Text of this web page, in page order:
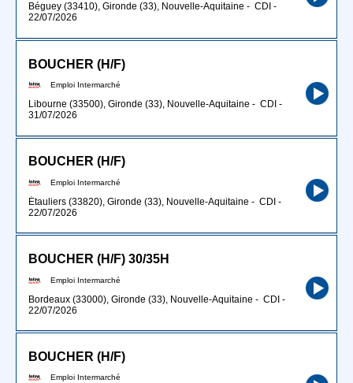
Béguey (33410), Gironde (33), Nouvelle-Aquitaine - CDI -
22/07/2026
BOUCHER (H/F)
Emploi Intermarché
Libourne (33500), Gironde (33), Nouvelle-Aquitaine - CDI -
31/07/2026
BOUCHER (H/F)
Emploi Intermarché
Étauliers (33820), Gironde (33), Nouvelle-Aquitaine - CDI -
22/07/2026
BOUCHER (H/F) 30/35H
Emploi Intermarché
Bordeaux (33000), Gironde (33), Nouvelle-Aquitaine - CDI -
22/07/2026
BOUCHER (H/F)
Emploi Intermarché